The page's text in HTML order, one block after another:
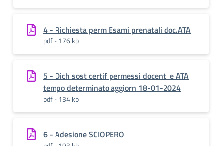
4 - Richiesta perm Esami prenatali doc.ATA
pdf - 176 kb
5 - Dich sost certif permessi docenti e ATA
tempo determinato aggiorn 18-01-2024
pdf - 134 kb
6 - Adesione SCIOPERO